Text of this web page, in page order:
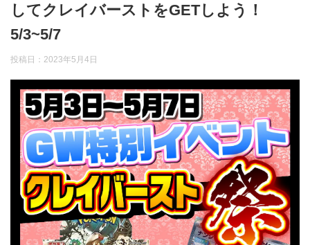
してクレイバーストをGETしよう！
5/3~5/7
投稿日： 2023年5月4日